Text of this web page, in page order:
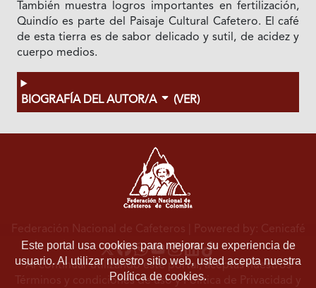
También muestra logros importantes en fertilización,
Quindío es parte del Paisaje Cultural Cafetero. El café
de esta tierra es de sabor delicado y sutil, de acidez y
cuerpo medios.
BIOGRAFÍA DEL AUTOR/A (VER)
Este portal usa cookies para mejorar su experiencia de
usuario. Al utilizar nuestro sitio web, usted acepta nuestra
Política de cookies.
Federación Nacional de Cafeteros | Powered by: Cenicafé
Al continuar utilizando este portal, aceptas nuestros
Términos y condiciones de usoyPolítica de Privacidad y